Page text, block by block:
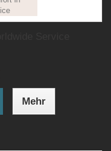
Mehr